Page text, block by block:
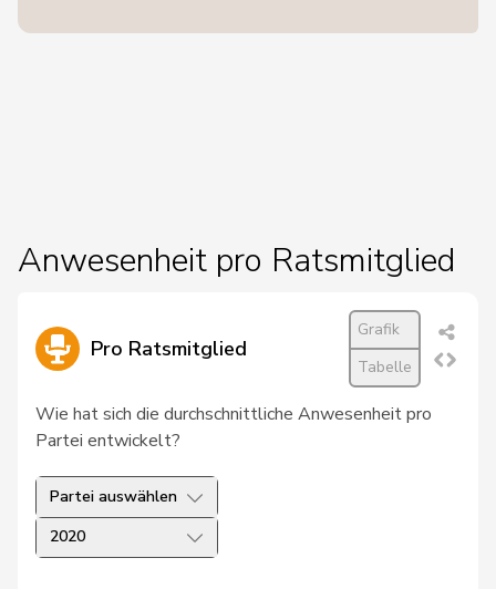
Anwesenheit pro Ratsmitglied
Pro Ratsmitglied
Grafik
Tabelle
Wie hat sich die durchschnittliche Anwesenheit pro
Partei entwickelt?
Partei auswählen
2020